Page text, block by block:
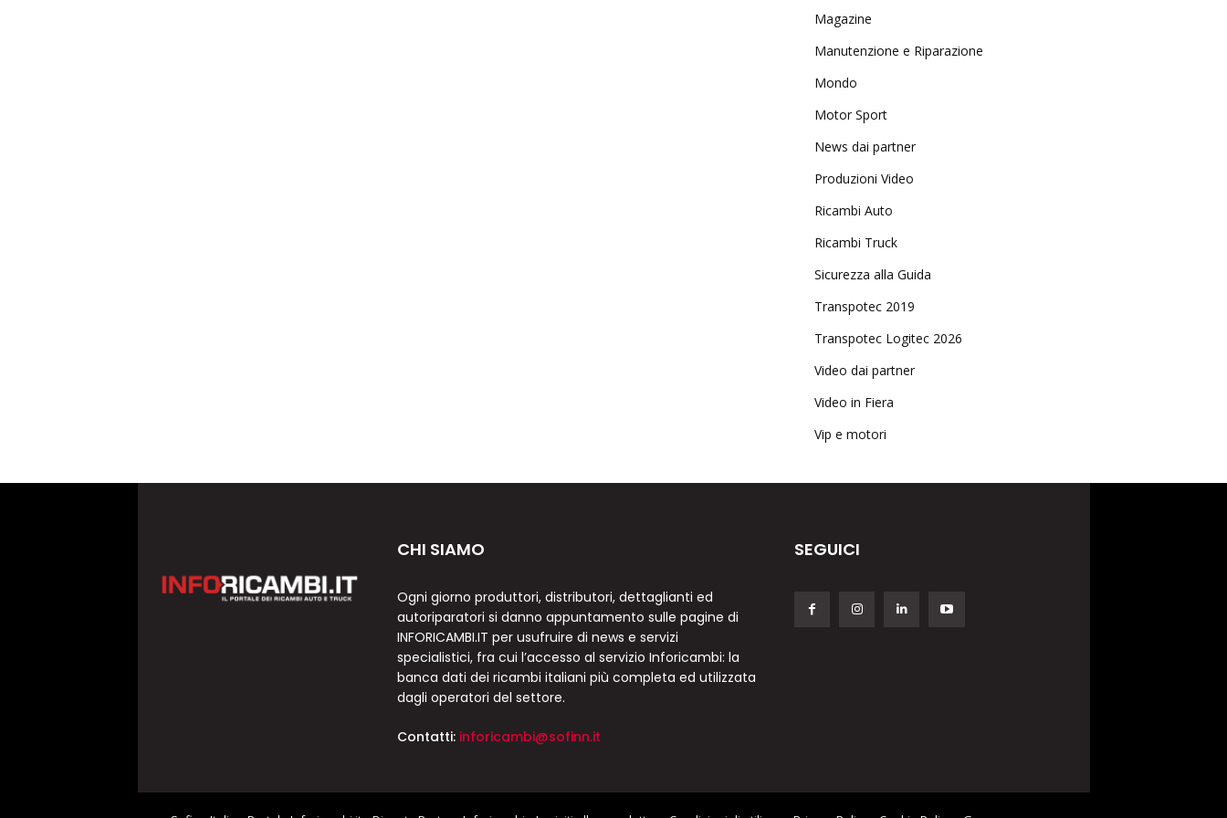
Magazine
Manutenzione e Riparazione
Mondo
Motor Sport
News dai partner
Produzioni Video
Ricambi Auto
Ricambi Truck
Sicurezza alla Guida
Transpotec 2019
Transpotec Logitec 2026
Video dai partner
Video in Fiera
Vip e motori
CHI SIAMO
Ogni giorno produttori, distributori, dettaglianti ed
autoriparatori si danno appuntamento sulle pagine di
INFORICAMBI.IT per usufruire di news e servizi
specialistici, fra cui l’accesso al servizio Inforicambi: la
banca dati dei ricambi italiani più completa ed utilizzata
dagli operatori del settore.
Contatti: inforicambi@sofinn.it
SEGUICI